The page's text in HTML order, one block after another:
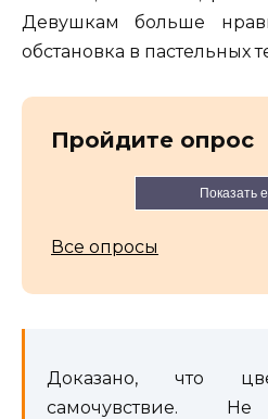
Девушкам больше
обстановка в пастельных
Пройдите опрос
Показать
Все опросы
Доказано, что
самочувствие. Не